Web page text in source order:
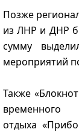
Позже
из ЛНР и ДНР
сумму
мероприятий
Также
отдыха